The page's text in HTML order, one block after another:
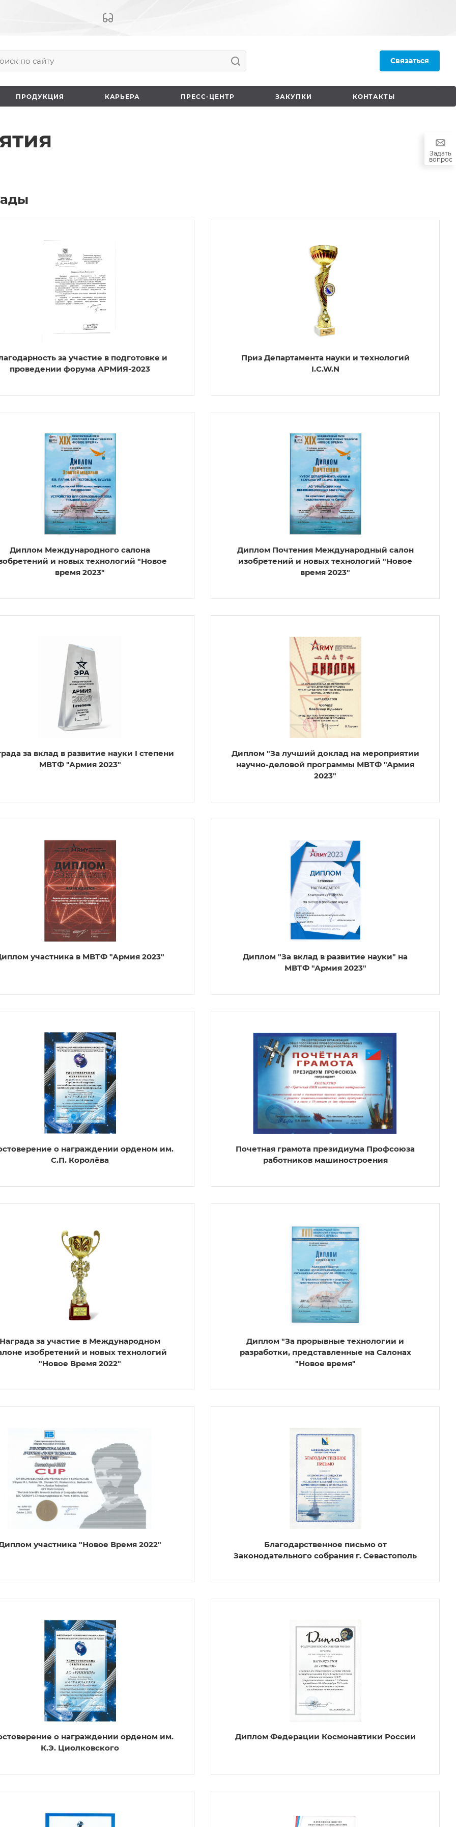
Связаться
ПРОДУКЦИЯ КАРЬЕРА ПРЕCC-ЦЕНТР ЗАКУПКИ КОНТАКТЫ
за участие в подготовке и
проведении форума АРМИЯ-2023
Приз Департамента науки и технологий
I.C.W.N
Диплом Международного салона
и новых технологий "Новое
время 2023"
Диплом Почтения Международный салон
изобретений и новых технологий "Новое
время 2023"
за вклад в развитие науки I степени
МВТФ "Армия 2023"
Диплом "За лучший доклад на мероприятии
научно-деловой программы МВТФ "Армия
2023"
участника в МВТФ "Армия 2023"
Диплом "За вклад в развитие науки" на
МВТФ "Армия 2023"
о награждении орденом им.
С.П. Королёва
Почетная грамота президиума Профсоюза
работников машиностроения
Награда за участие в Международном
изобретений и новых технологий
"Новое Время 2022"
Диплом "За прорывные технологии и
разработки, представленные на Салонах
"Новое время"
участника "Новое Время 2022"
Благодарственное письмо от
Законодательного собрания г. Севастополь
о награждении орденом им.
К.Э. Циолковского
Диплом Федерации Космонавтики России